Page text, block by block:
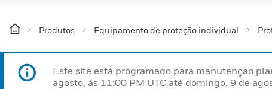
Produtos Equipamento de proteção individual
Este site está programado para manutenção
agosto, às 11:00 PM UTC até domingo, 9 de